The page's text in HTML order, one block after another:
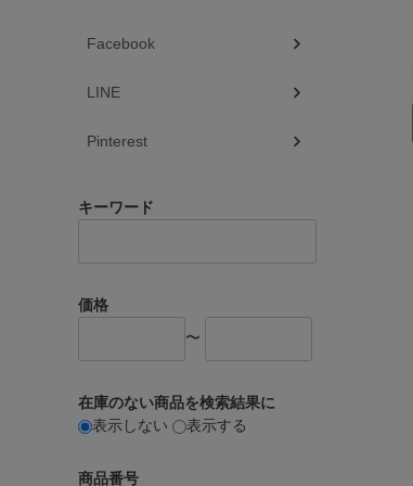
Facebook
LINE
Pinterest
キーワード
価格
〜
在庫のない商品を検索結果に
表示しない
表示する
商品番号